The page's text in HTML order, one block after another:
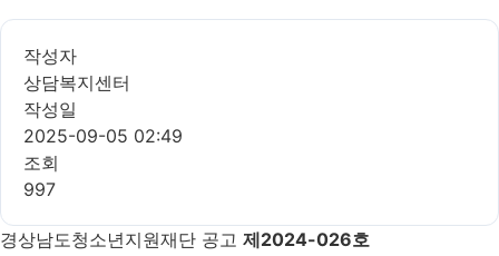
작성자
상담복지센터
작성일
2025-09-05 02:49
조회
997
경상남도청소년지원재단 공고 제2024-026호